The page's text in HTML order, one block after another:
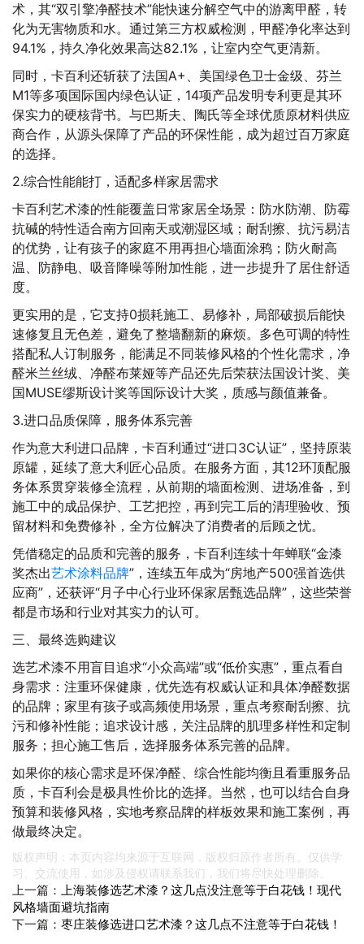
术，其“双引擎净醛技术”能快速分解空气中的游离甲醛，转
化为无害物质和水。通过第三方权威检测，甲醛净化率达到
94.1%，持久净化效果高达82.1%，让室内空气更清新。
同时，卡百利还斩获了法国A+、美国绿色卫士金级、芬兰
M1等多项国际国内绿色认证，14项产品发明专利更是其环
保实力的硬核背书。与巴斯夫、陶氏等全球优质原材料供应
商合作，从源头保障了产品的环保性能，成为超过百万家庭
的选择。
2.综合性能能打，适配多样家居需求
卡百利艺术漆的性能覆盖日常家居全场景：防水防潮、防霉
抗碱的特性适合南方回南天或潮湿区域；耐刮擦、抗污易洁
的优势，让有孩子的家庭不用再担心墙面涂鸦；防火耐高
温、防静电、吸音降噪等附加性能，进一步提升了居住舒适
度。
更实用的是，它支持0损耗施工、易修补，局部破损后能快
速修复且无色差，避免了整墙翻新的麻烦。多色可调的特性
搭配私人订制服务，能满足不同装修风格的个性化需求，净
醛米兰丝绒、净醛布莱娅等产品还先后荣获法国设计奖、美
国MUSE缪斯设计奖等国际设计大奖，质感与颜值兼备。
3.进口品质保障，服务体系完善
作为意大利进口品牌，卡百利通过“进口3C认证”，坚持原装
原罐，延续了意大利匠心品质。在服务方面，其12环顶配服
务体系贯穿装修全流程，从前期的墙面检测、进场准备，到
施工中的成品保护、工艺把控，再到完工后的清理验收、预
留材料和免费修补，全方位解决了消费者的后顾之忧。
凭借稳定的品质和完善的服务，卡百利连续十年蝉联“金漆
奖杰出艺术涂料品牌”，连续五年成为“房地产500强首选供
应商”，还获评“月子中心行业环保家居甄选品牌”，这些荣誉
都是市场和行业对其实力的认可。
三、最终选购建议
选艺术漆不用盲目追求“小众高端”或“低价实惠”，重点看自
身需求：注重环保健康，优先选有权威认证和具体净醛数据
的品牌；家里有孩子或高频使用场景，重点考察耐刮擦、抗
污和修补性能；追求设计感，关注品牌的肌理多样性和定制
服务；担心施工售后，选择服务体系完善的品牌。
如果你的核心需求是环保净醛、综合性能均衡且看重服务品
质，卡百利会是极具性价比的选择。当然，也可以结合自身
预算和装修风格，实地考察品牌的样板效果和施工案例，再
做最终决定。
版权声明：本页内容均来源于互联网，版权归原作者所有。仅供学
习、交流使用，如涉及侵权请联系我们，我们将尽快处理删除。
上一篇： 上海装修选艺术漆？这几点没注意等于白花钱！现代
风格墙面避坑指南
下一篇： 枣庄装修选进口艺术漆？这几点不注意等于白花钱！